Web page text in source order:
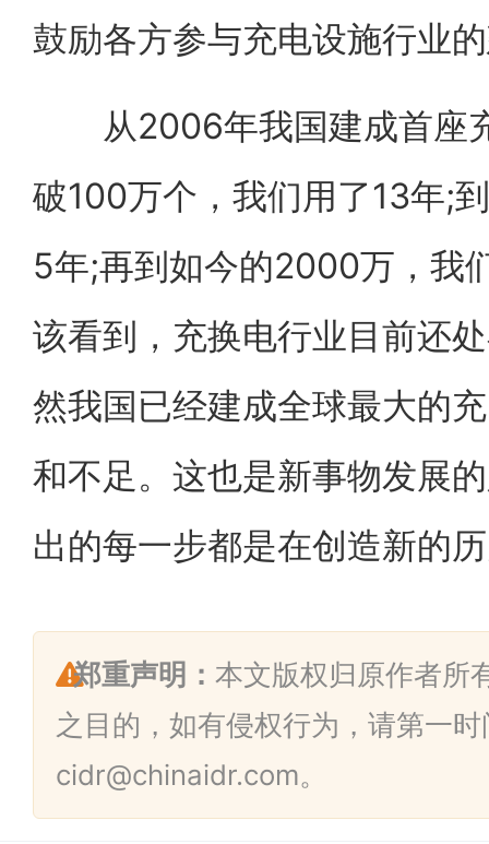
鼓励各方参与充电设施行业
从2006年我国建成首座
破100万个，我们用了13年;
5年;再到如今的2000万，我
该看到，充换电行业目前还
然我国已经建成全球最大的
和不足。这也是新事物发展
出的每一步都是在创造新的
郑重声明： 本文版权归原作者所
之目的，如有侵权行为，请第一
cidr@chinaidr.com。